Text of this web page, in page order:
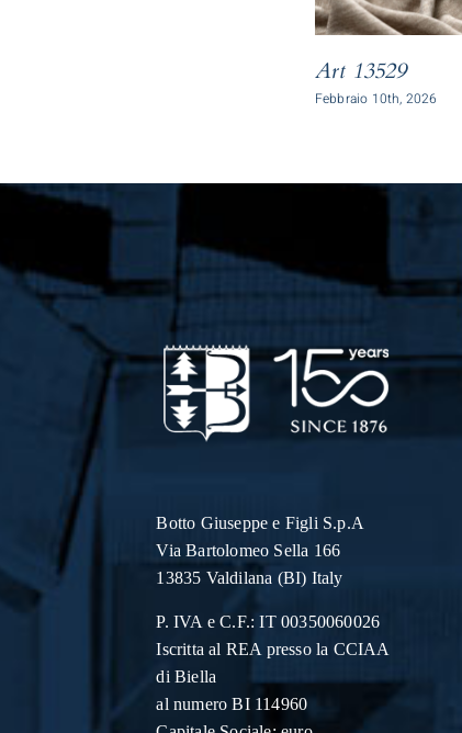
Art 13529
Febbraio 10th, 2026
Botto Giuseppe e Figli S.p.A
Via Bartolomeo Sella 166
13835 Valdilana (BI) Italy
P. IVA e C.F.: IT 00350060026
Iscritta al REA presso la CCIAA
di Biella
al numero BI 114960